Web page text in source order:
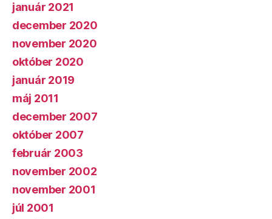
január 2021
december 2020
november 2020
október 2020
január 2019
máj 2011
december 2007
október 2007
február 2003
november 2002
november 2001
júl 2001